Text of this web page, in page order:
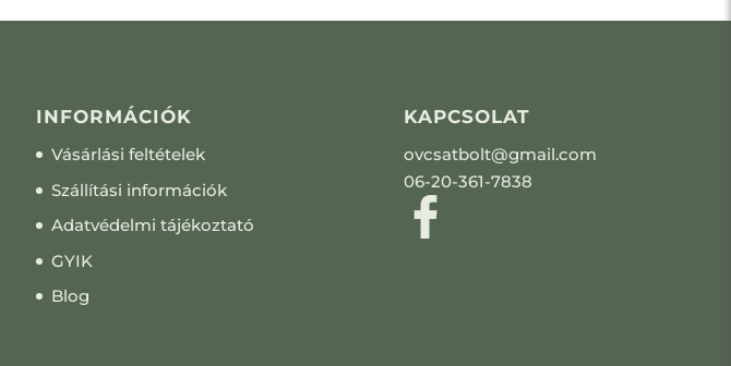
INFORMÁCIÓK
Vásárlási feltételek
Szállítási információk
Adatvédelmi tájékoztató
GYIK
Blog
KAPCSOLAT
ovcsatbolt@gmail.com
06-20-361-7838